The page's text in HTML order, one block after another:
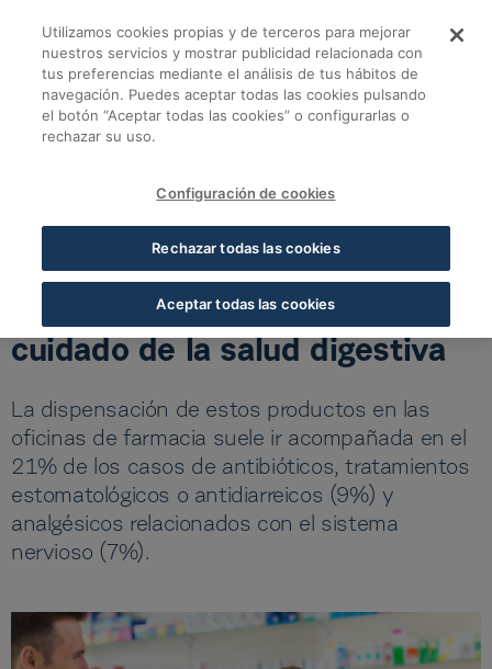
La demanda de
Volver a todas las noticias
La demanda de probióticos y
prebióticos en las farmacias
crece un 9% ante el alza del
cuidado de la salud digestiva
La dispensación de estos productos en las
oficinas de farmacia suele ir acompañada en el
21% de los casos de antibióticos, tratamientos
estomatológicos o antidiarreicos (9%) y
analgésicos relacionados con el sistema
nervioso (7%).
Utilizamos cookies propias y de terceros para mejorar
nuestros servicios y mostrar publicidad relacionada con
tus preferencias mediante el análisis de tus hábitos de
navegación. Puedes aceptar todas las cookies pulsando
el botón “Aceptar todas las cookies” o configurarlas o
rechazar su uso.
Configuración de cookies
Rechazar todas las cookies
Aceptar todas las cookies